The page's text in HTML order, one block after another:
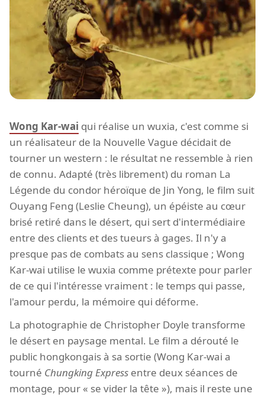
Wong Kar-wai qui réalise un wuxia, c'est comme si
un réalisateur de la Nouvelle Vague décidait de
tourner un western : le résultat ne ressemble à rien
de connu. Adapté (très librement) du roman La
Légende du condor héroïque de Jin Yong, le film suit
Ouyang Feng (Leslie Cheung), un épéiste au cœur
brisé retiré dans le désert, qui sert d'intermédiaire
entre des clients et des tueurs à gages. Il n'y a
presque pas de combats au sens classique ; Wong
Kar-wai utilise le wuxia comme prétexte pour parler
de ce qui l'intéresse vraiment : le temps qui passe,
l'amour perdu, la mémoire qui déforme.
La photographie de Christopher Doyle transforme
le désert en paysage mental. Le film a dérouté le
public hongkongais à sa sortie (Wong Kar-wai a
tourné Chungking Express entre deux séances de
montage, pour « se vider la tête »), mais il reste une